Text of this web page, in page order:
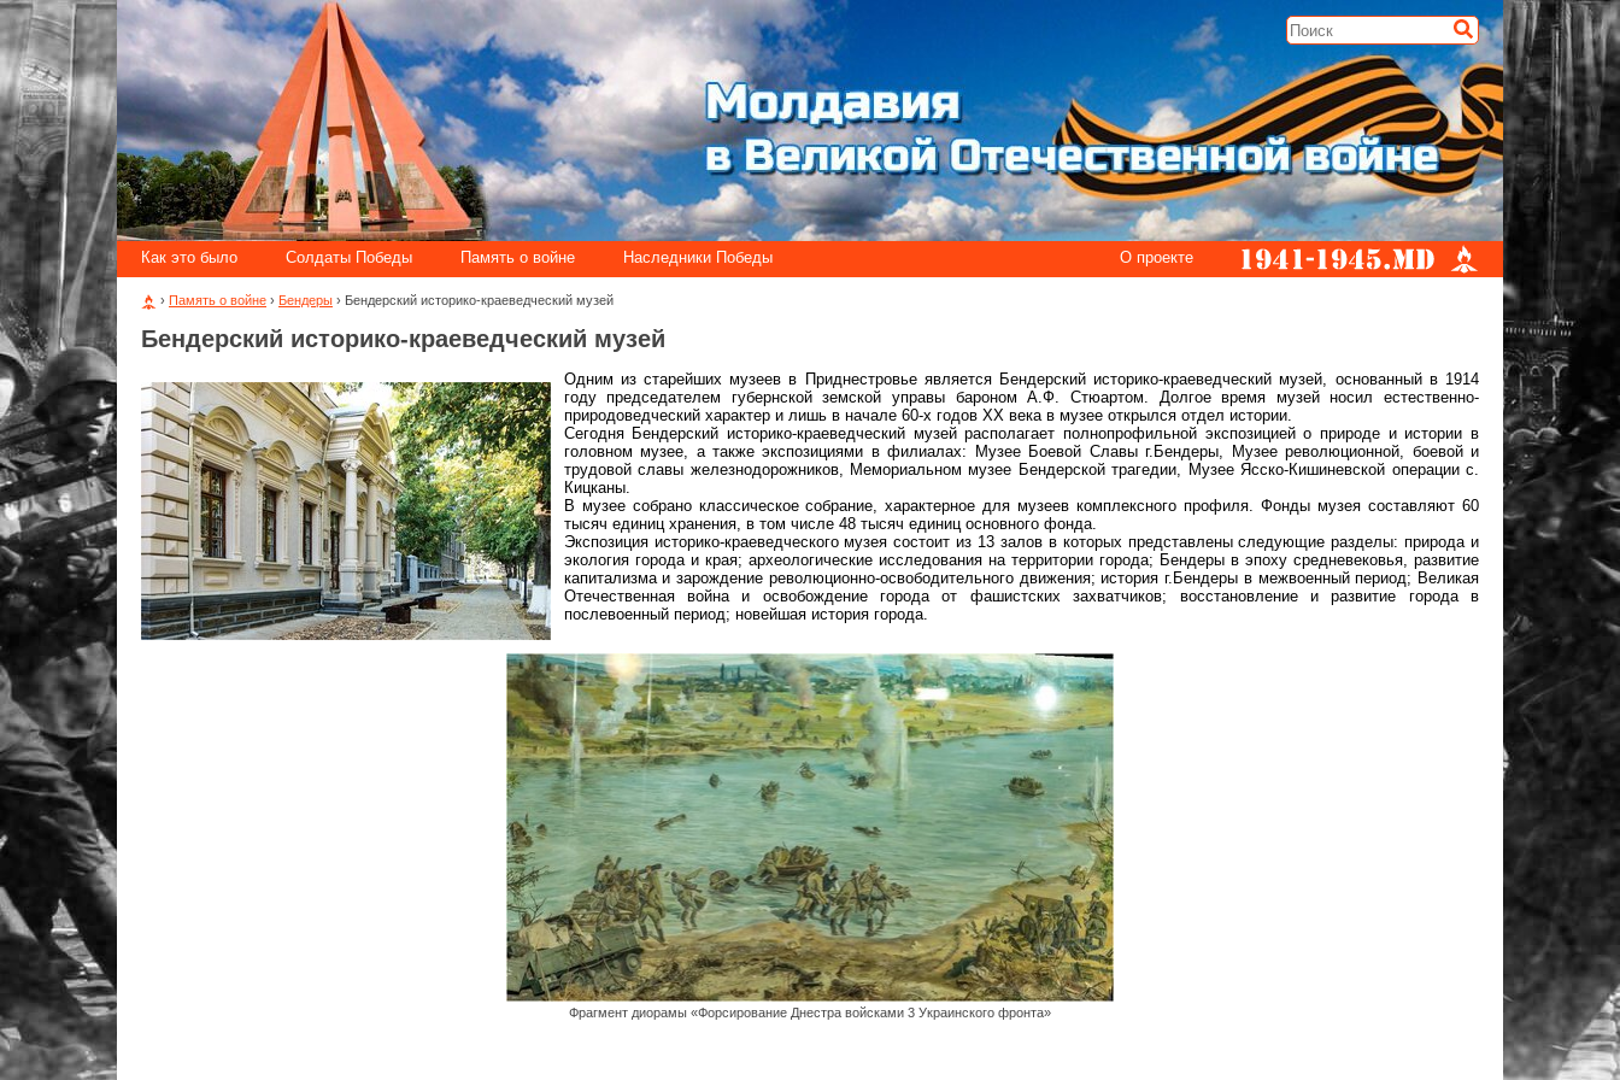
О проекте
Как это было Солдаты Победы Память о войне Наследники Победы
› Память о войне › Бендеры › Бендерский историко-краеведческий музей
Бендерский историко-краеведческий музей
Одним из старейших музеев в Приднестровье является Бендерский историко-краеведческий музей, основанный в 1914
году председателем губернской земской управы бароном А.Ф. Стюартом. Долгое время музей носил естественно-
природоведческий характер и лишь в начале 60-х годов ХХ века в музее открылся отдел истории.
Сегодня Бендерский историко-краеведческий музей располагает полнопрофильной экспозицией о природе и истории в
головном музее, а также экспозициями в филиалах: Музее Боевой Славы г.Бендеры, Музее революционной, боевой и
трудовой славы железнодорожников, Мемориальном музее Бендерской трагедии, Музее Ясско-Кишиневской операции с.
Кицканы.
В музее собрано классическое собрание, характерное для музеев комплексного профиля. Фонды музея составляют 60
тысяч единиц хранения, в том числе 48 тысяч единиц основного фонда.
Экспозиция историко-краеведческого музея состоит из 13 залов в которых представлены следующие разделы: природа и
экология города и края; археологические исследования на территории города; Бендеры в эпоху средневековья, развитие
капитализма и зарождение революционно-освободительного движения; история г.Бендеры в межвоенный период; Великая
Отечественная война и освобождение города от фашистских захватчиков; восстановление и развитие города в
послевоенный период; новейшая история города.
Фрагмент диорамы «Форсирование Днестра войсками 3 Украинского фронта»